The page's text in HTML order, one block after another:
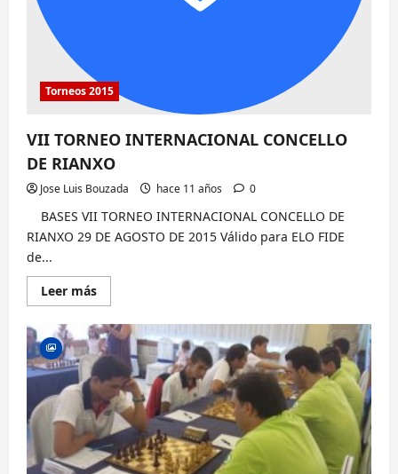
Torneos 2015
VII TORNEO INTERNACIONAL CONCELLO
DE RIANXO
Jose Luis Bouzada hace 11 años 0
BASES VII TORNEO INTERNACIONAL CONCELLO DE
RIANXO 29 DE AGOSTO DE 2015 Válido para ELO FIDE
de...
Leer másLee
más
VII
TORNEO
INTERNACIONAL
CONCELLO
DE
RIANXO